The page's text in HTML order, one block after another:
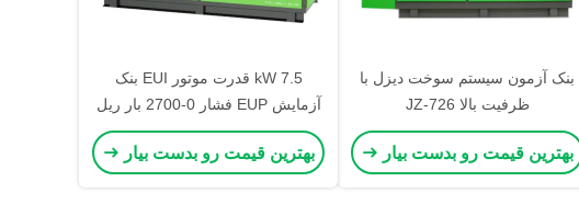
بنک آزمون سیستم سوخت دیزل با
ظرفیت بالا JZ-726
بهترین قیمت رو بدست بیار
7.5 kW قدرت موتور EUI بنک
آزمایش EUP فشار 0-2700 بار ریل
و حجم مخزن دیزل 40L برای
آزمایش دستگاه تزریق الکترونیکی
بهترین قیمت رو بدست بیار